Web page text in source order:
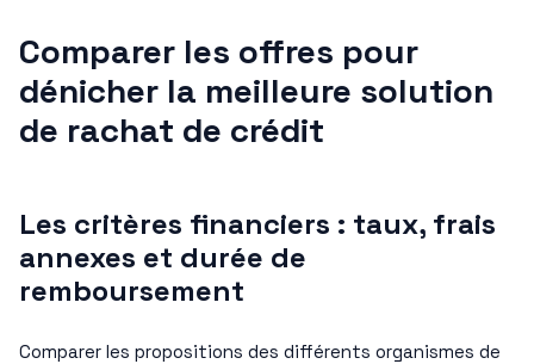
Comparer les offres pour
dénicher la meilleure solution
de rachat de crédit
Les critères financiers : taux, frais
annexes et durée de
remboursement
Comparer les propositions des différents organismes de